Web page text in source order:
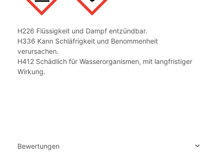
H226 Flüssigkeit und Dampf entzündbar.
H336 Kann Schläfrigkeit und Benommenheit
verursachen.
H412 Schädlich für Wasserorganismen, mit langfristiger
Wirkung.
Bewertungen